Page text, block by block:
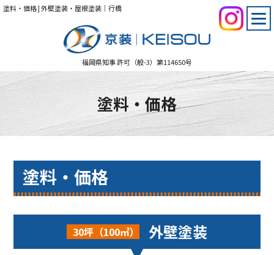
塗料・価格 | 外壁塗装・屋根塗装｜行橋
福岡県知事 許可（般-3）第114650号
塗料・価格
塗料・価格
30坪（100㎡） 外壁塗装